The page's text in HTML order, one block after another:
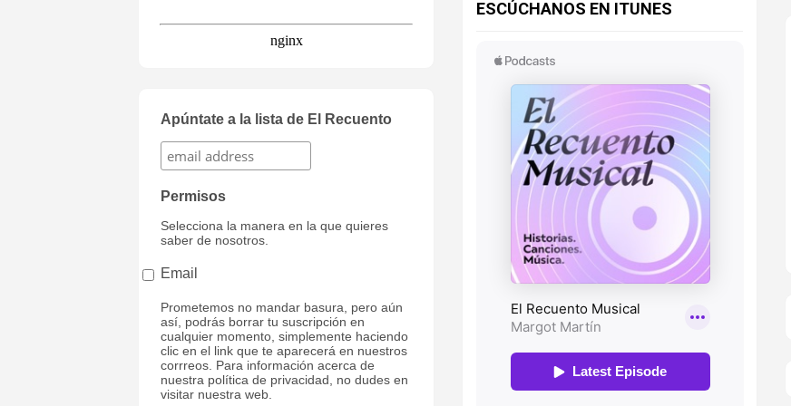
Apúntate a la lista de El Recuento
Permisos
Selecciona la manera en la que quieres
saber de nosotros.
Email
Prometemos no mandar basura, pero aún
así, podrás borrar tu suscripción en
cualquier momento, simplemente haciendo
clic en el link que te aparecerá en nuestros
corrreos. Para información acerca de
nuestra política de privacidad, no dudes en
visitar nuestra web.
ESCÚCHANOS EN ITUNES